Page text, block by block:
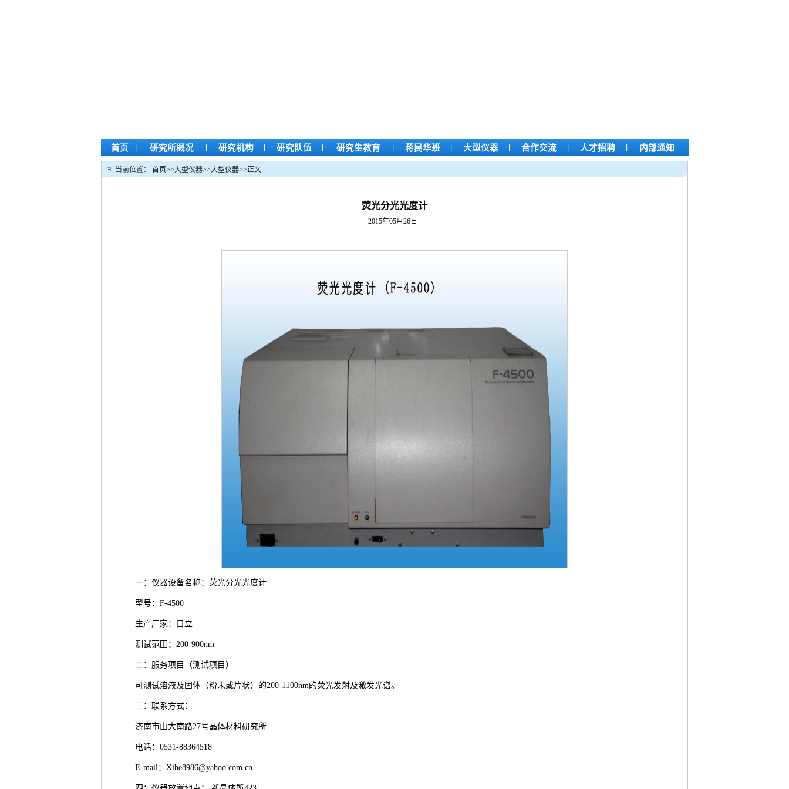
首页 | 研究所概况 | 研究机构 | 研究队伍 | 研究生教育 | 蒋民华班 | 大型仪器 | 合作交流 | 人才招聘 | 内部通知
当前位置： 首页>>大型仪器>>大型仪器>>正文
荧光分光光度计
2015年05月26日
一：仪器设备名称：荧光分光光度计
型号：F-4500
生产厂家：日立
测试范围：200-900nm
二：服务项目（测试项目）
可测试溶液及固体（粉末或片状）的200-1100nm的荧光发射及激发光谱。
三：联系方式：
济南市山大南路27号晶体材料研究所
电话：0531-88364518
E-mail：Xihe8986@yahoo.com.cn